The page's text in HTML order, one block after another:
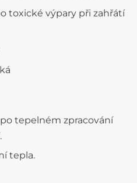
toxické výpary při zahřátí
tepelném zpracování
tepla.